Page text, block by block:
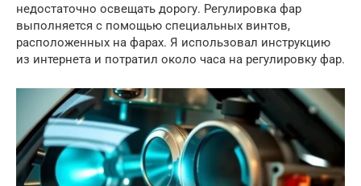
недостаточно освещать дорогу. Регулировка фар
выполняется с помощью специальных винтов,
расположенных на фарах. Я использовал инструкцию
из интернета и потратил около часа на регулировку фар.